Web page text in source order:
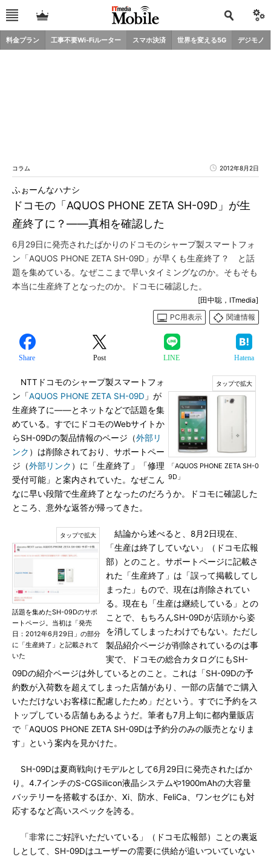
料金プラン 工事不要Wi-Fiルーター スマホ決済 世界を変える5G デジモノ
コラム 2012年8月2日
ドコモの「AQUOS PHONE ZETA SH-09D」が生
産終了に？――真相を確認した
ふぉーんなハナシ
6月29日に発売されたばかりのドコモのシャープ製スマートフォ
ン「AQUOS PHONE ZETA SH-09D」が早くも生産終了？ と話
題を集めている。なぜここまで早いタイミングなのか。そもそも
本当に生産終了となったのか。ドコモに確認した。
[田中聡，ITmedia]
PC用表示
関連情報
Share Post LINE Hatena
「AQUOS PHONE ZETA SH-0
9D」
NTTドコモのシャープ製スマートフォ
ン「AQUOS PHONE ZETA SH-09D 」が
生産終了に――とネットなどで話題を集
めている。すでにドコモのWebサイトか
らSH-09Dの製品情報のページ（外部リ
ンク ）は削除されており、サポートペー
ジ（外部リンク ）に「生産終了」「修理
受付可能」と案内されていた。なぜこん
なに早い段階で生産終了となったのだろうか。ドコモに確認した
ところ、意外な返答が帰ってきた。
話題を集めたSH-09Dのサポ
ートページ。当初は「発売
日：2012年6月29日」の部分
に「生産終了」と記載されて
いた
結論から述べると、8月2日現在、
「生産は終了していない」（ドコモ広報
部）とのこと。サポートページに記載さ
れた「生産終了」は「誤って掲載してし
まった」もので、現在は削除されてい
る。現在も「生産は継続している」との
ことで、もちろんSH-09Dが店頭から姿
を消してしまったわけでもない。ただし
製品紹介ページが削除されているのは事
実で、ドコモの総合カタログにもSH-
09Dの紹介ページは外しているとのこと。これは「SH-09Dの予
約数が入荷数を超えてしまった店舗があり、一部の店舗でご購入
いただけないお客様に配慮したため」だという。すでに予約をス
トップしている店舗もあるようだ。筆者も7月上旬に都内量販店
で「AQUOS PHONE ZETA SH-09Dは予約分のみの販売となりま
す」という案内を見かけた。
SH-09Dは夏商戦向けモデルとして6月29日に発売されたばか
り。4.7インチのS-CGSilicon液晶システムや1900mAhの大容量
バッテリーを搭載するほか、Xi、防水、FeliCa、ワンセグにも対
応するなど高いスペックを誇る。
「非常にご好評いただいている」（ドコモ広報部）ことの裏返
しとして、SH-09Dはユーザーの需要に供給が追いついていない